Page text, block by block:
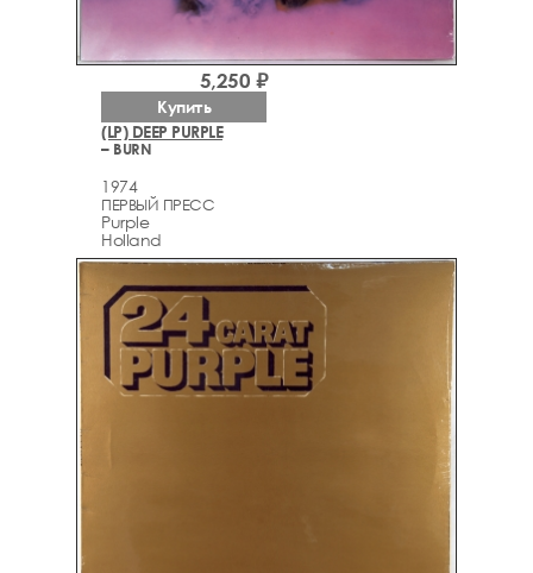
(LP) DEEP PURPLE
– BURN
1974
ПЕРВЫЙ ПРЕСС
Purple
Holland
5,250 ₽
Купить